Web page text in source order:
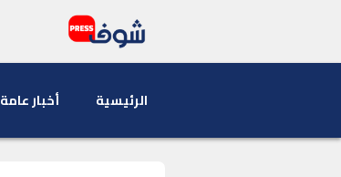
الرئيسية أخبار عامة